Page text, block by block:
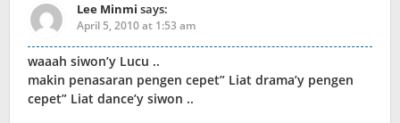
Lee Minmi says:
April 5, 2010 at 1:53 am
waaah siwon’y Lucu ..
makin penasaran pengen cepet” Liat drama’y pengen
cepet” Liat dance’y siwon ..